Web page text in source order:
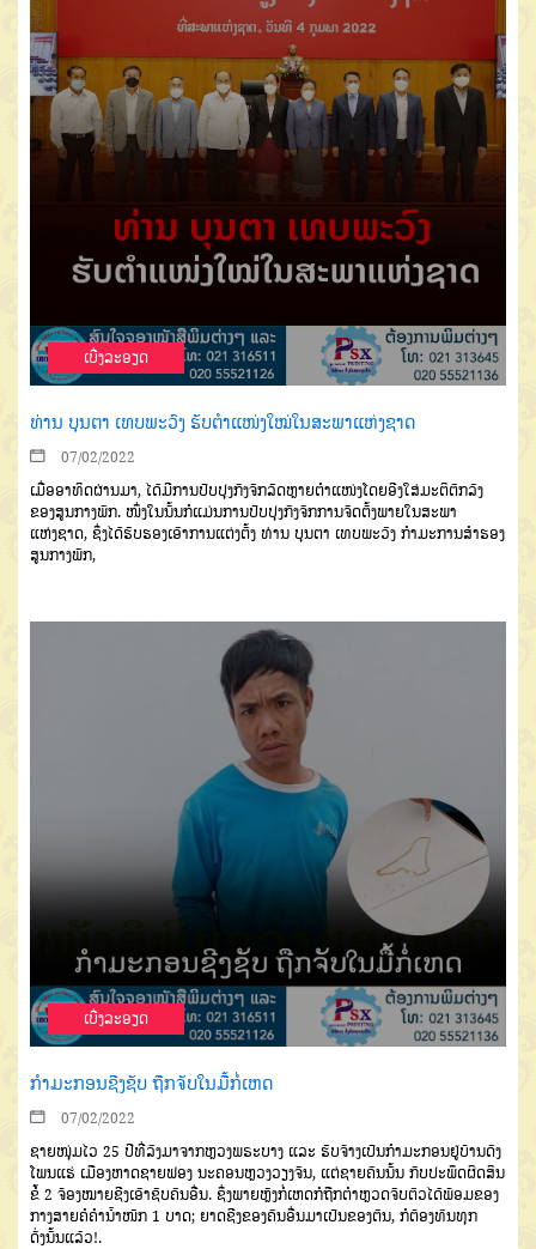
ເບີ່ງລະອຽດ
ທ່ານ ບຸນຕາ ເທບພະວົງ ຮັບຕຳແໜ່ງໃໝ່ໃນສະພາແຫ່ງຊາດ
07/02/2022
ເມື່ອອາທິດຜ່ານມາ, ໄດ້ມີການປັບປຸງກົງຈັກລັດຫຼາຍຕຳແໜ່ງໂດຍອີງໃສ່ມະຕິຕົກລົງ
ຂອງສູນກາງພັກ. ໜຶ່ງໃນນັ້ນກໍແມ່ນການປັບປຸງກົງຈັກການຈັດຕັ້ງພາຍໃນສະພາ
ແຫ່ງຊາດ, ຊຶ່ງໄດ້ຮັບຮອງເອົາການແຕ່ງຕັ້ງ ທ່ານ ບຸນຕາ ເທບພະວົງ ກຳມະການສຳຮອງ
ສູນກາງພັກ,
ເບີ່ງລະອຽດ
ກຳມະກອນຊີງຊັບ ຖືກຈັບໃນມື້ກໍ່ເຫດ
07/02/2022
ຊາຍໜຸ່ມໄວ 25 ປີທີ່ລົງມາຈາກຫຼວງພຣະບາງ ແລະ ຮັບຈ້າງເປັນກຳມະກອນຢູ່ບ້ານດົງ
ໂພນແຮ່ ເມືອງຫາດຊາຍຟອງ ນະຄອນຫຼວງວຽງຈັນ, ແຕ່ຊາຍຄົນນັ້ນ ກັບປະພຶດຜິດສິນ
ຂໍ້ 2 ຈ້ອງໝາຍຊີງເອົາຊັບຄົນອື່ນ. ຊຶ່ງພາຍຫຼັງກໍ່ເຫດກໍຖືກຕໍາຫຼວດຈັບຕົວໄດ້ພ້ອມຂອງ
ກາງສາຍຄໍຄໍານ້ໍາໜັກ 1 ບາດ; ຍາດຊີງຂອງຄົນອື່ນມາເປັນຂອງຕົນ, ກໍຕ້ອງທົນທຸກ
ດັ່ງນັ້ນແລ້ວ!.